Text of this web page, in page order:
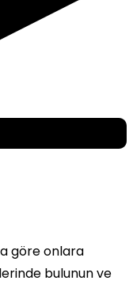
göre onlara
bulunun ve